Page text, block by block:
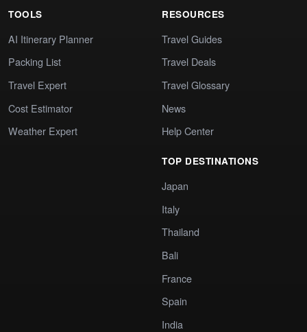
TOOLS
AI Itinerary Planner
Packing List
Travel Expert
Cost Estimator
Weather Expert
RESOURCES
Travel Guides
Travel Deals
Travel Glossary
News
Help Center
TOP DESTINATIONS
Japan
Italy
Thailand
Bali
France
Spain
India